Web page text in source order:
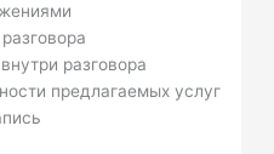
разговора
предлагаемых услуг